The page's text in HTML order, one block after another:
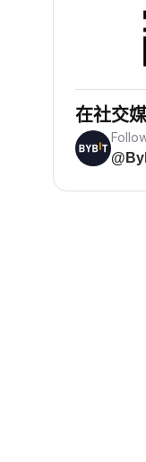
在社交